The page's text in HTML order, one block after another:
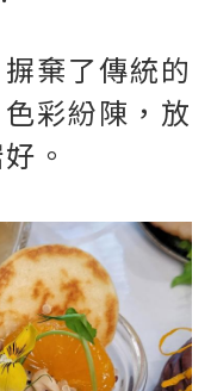
棄了傳統的
彩紛陳，放
。